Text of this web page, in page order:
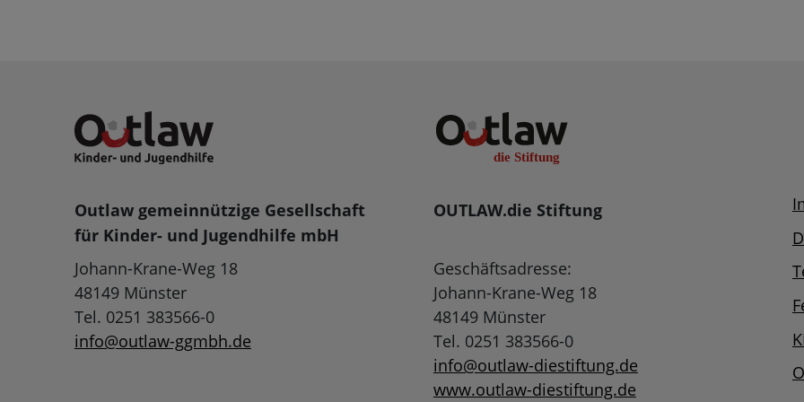
Outlaw gemeinnützige Gesellschaft
für Kinder- und Jugendhilfe mbH
Johann-Krane-Weg 18
48149 Münster
Tel. 0251 383566-0
info@outlaw-ggmbh.de
OUTLAW.die Stiftung
Geschäftsadresse:
Johann-Krane-Weg 18
48149 Münster
Tel. 0251 383566-0
info@outlaw-diestiftung.de
www.outlaw-diestiftung.de